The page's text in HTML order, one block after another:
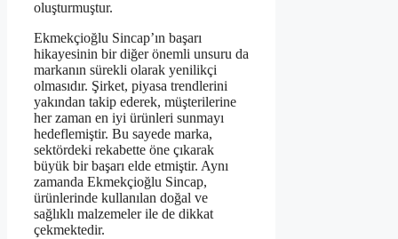
oluşturmuştur.
Ekmekçioğlu Sincap’ın başarı
hikayesinin bir diğer önemli unsuru da
markanın sürekli olarak yenilikçi
olmasıdır. Şirket, piyasa trendlerini
yakından takip ederek, müşterilerine
her zaman en iyi ürünleri sunmayı
hedeflemiştir. Bu sayede marka,
sektördeki rekabette öne çıkarak
büyük bir başarı elde etmiştir. Aynı
zamanda Ekmekçioğlu Sincap,
ürünlerinde kullanılan doğal ve
sağlıklı malzemeler ile de dikkat
çekmektedir.